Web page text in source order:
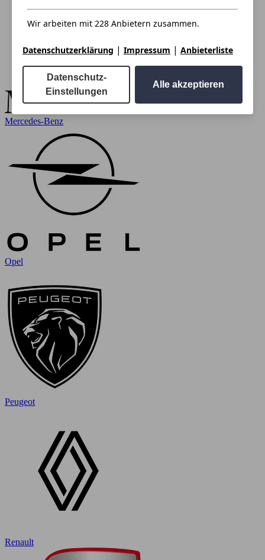
Mercedes-Benz
Opel
Peugeot
Renault
Wir arbeiten mit 228 Anbietern zusammen.
Datenschutzerklärung | Impressum | Anbieterliste
Datenschutz-
Einstellungen
Alle akzeptieren